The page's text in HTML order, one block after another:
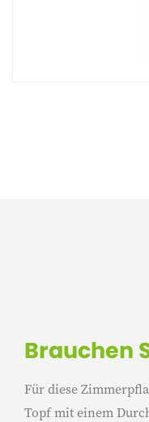
Brauchen
Für diese
Topf mit einem